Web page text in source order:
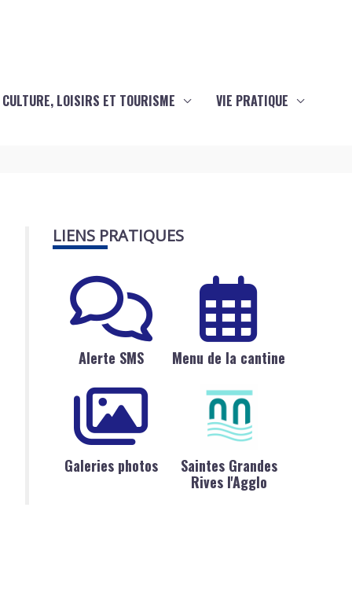
CULTURE, LOISIRS ET TOURISME VIE PRATIQUE
LIENS PRATIQUES
Alerte SMS Menu de la cantine
Galeries photos
Saintes Grandes
Rives l'Agglo